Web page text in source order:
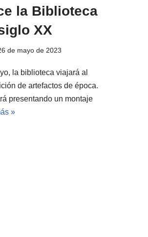
la Biblioteca
XX
de mayo de 2023
la biblioteca viajará al
de artefactos de época.
presentando un montaje
»